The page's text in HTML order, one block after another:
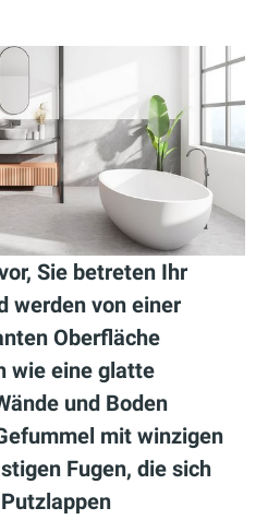
Sie betreten Ihr
werden von einer
Oberfläche
wie eine glatte
und Boden
mit winzigen
Fugen, die sich